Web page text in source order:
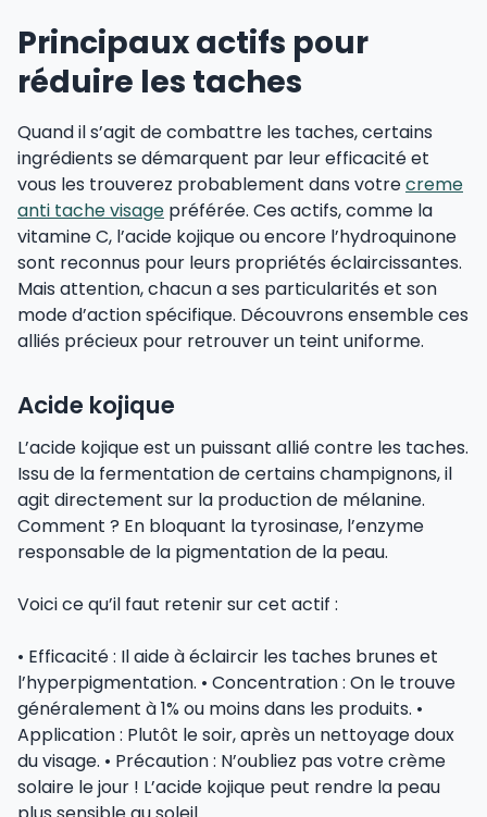
Principaux actifs pour
réduire les taches
Quand il s’agit de combattre les taches, certains
ingrédients se démarquent par leur efficacité et
vous les trouverez probablement dans votrecreme
anti tache visage préférée. Ces actifs, comme la
vitamine C, l’acide kojique ou encore l’hydroquinone
sont reconnus pour leurs propriétés éclaircissantes.
Mais attention, chacun a ses particularités et son
mode d’action spécifique. Découvrons ensemble ces
alliés précieux pour retrouver un teint uniforme.
Acide kojique
L’acide kojique est un puissant allié contre les taches.
Issu de la fermentation de certains champignons, il
agit directement sur la production de mélanine.
Comment ? En bloquant la tyrosinase, l’enzyme
responsable de la pigmentation de la peau.
Voici ce qu’il faut retenir sur cet actif :
• Efficacité : Il aide à éclaircir les taches brunes et
l’hyperpigmentation. • Concentration : On le trouve
généralement à 1% ou moins dans les produits. •
Application : Plutôt le soir, après un nettoyage doux
du visage. • Précaution : N’oubliez pas votre crème
solaire le jour ! L’acide kojique peut rendre la peau